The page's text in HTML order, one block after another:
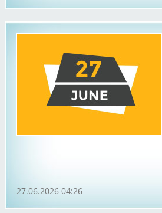
27.06.2026 04:26